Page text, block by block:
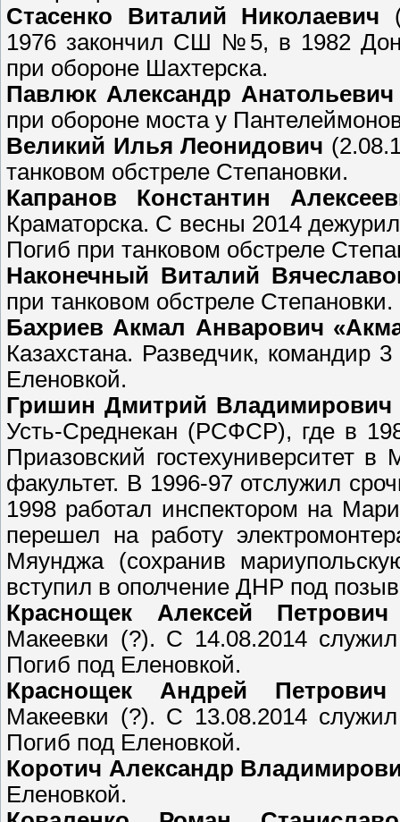
Стасенко Виталий Николаевич
1976 закончил СШ №5, в 1982
при обороне Шахтерска.
Павлюк Александр
при обороне моста у
Великий Илья Леонидович
танковом обстреле Степановки.
Капранов Константин
Краматорска. С весны 2014
Погиб при танковом обстреле
Наконечный Виталий
при танковом обстреле Степановки.
Бахриев Акмал Анварович
Казахстана. Разведчик, командир
Еленовкой.
Гришин Дмитрий Владимирович
Усть-Среднекан (РСФСР), где в
Приазовский гостехуниверситет
факультет. В 1996-97 отслужил
1998 работал инспектором на
перешел на работу
Мяунджа (сохранив
вступил в ополчение ДНР под
Краснощек Алексей
Макеевки (?). С 14.08.2014
Погиб под Еленовкой.
Краснощек Андрей Петрович
Макеевки (?). С 13.08.2014
Погиб под Еленовкой.
Коротич Александр
Еленовкой.